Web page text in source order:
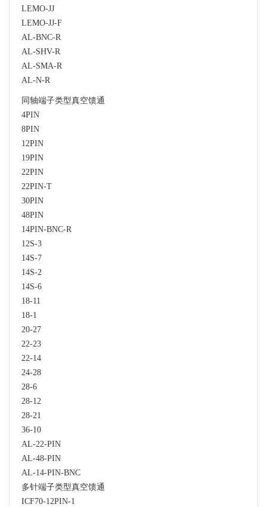
LEMO-JJ
LEMO-JJ-F
AL-BNC-R
AL-SHV-R
AL-SMA-R
AL-N-R
同轴端子类型真空馈通
4PIN
8PIN
12PIN
19PIN
22PIN
22PIN-T
30PIN
48PIN
14PIN-BNC-R
12S-3
14S-7
14S-2
14S-6
18-11
18-1
20-27
22-23
22-14
24-28
28-6
28-12
28-21
36-10
AL-22-PIN
AL-48-PIN
AL-14-PIN-BNC
多针端子类型真空馈通
ICF70-12PIN-1